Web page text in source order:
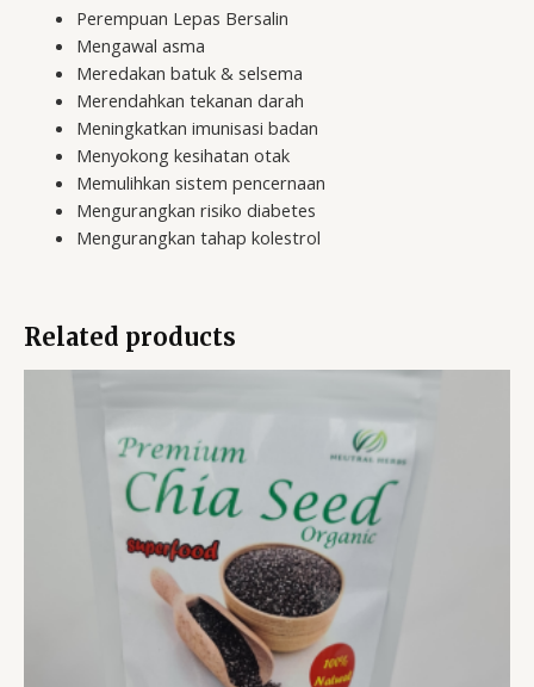
Perempuan Lepas Bersalin
Mengawal asma
Meredakan batuk & selsema
Merendahkan tekanan darah
Meningkatkan imunisasi badan
Menyokong kesihatan otak
Memulihkan sistem pencernaan
Mengurangkan risiko diabetes
Mengurangkan tahap kolestrol
Related products